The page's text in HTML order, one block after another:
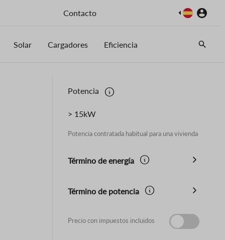
Contacto Imagen
Solar Cargadores Eficiencia
Potencia
> 15kW
Potencia contratada habitual para una vivienda
Término de energía
Término de potencia
Precio con impuestos incluidos